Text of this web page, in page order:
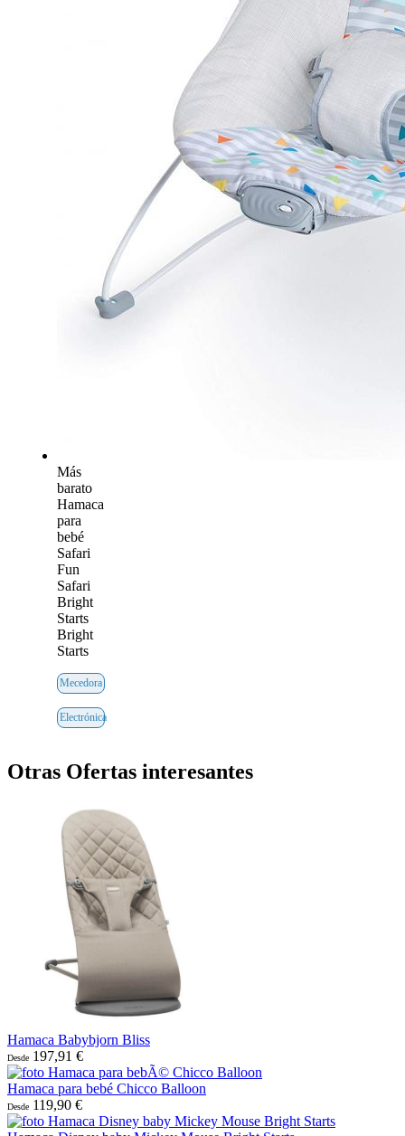
Más
barato
Hamaca
para
bebé
Safari
Fun
Safari
Bright
Starts
Bright
Starts
Mecedora
Electrónica
Otras Ofertas interesantes
Hamaca Babybjorn Bliss
Desde 197,91 €
Hamaca para bebé Chicco Balloon
Desde 119,90 €